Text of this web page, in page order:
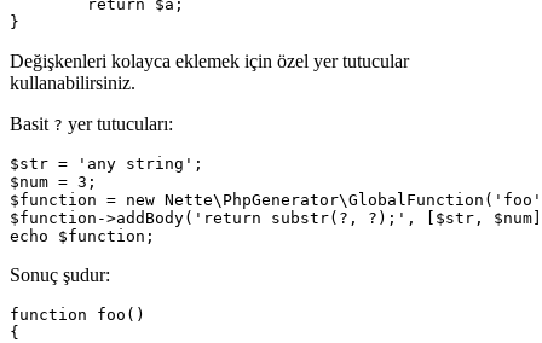
Değişkenleri kolayca eklemek için özel yer tutucular
kullanabilirsiniz.
Basit ? yer tutucuları:
$str = 'any string';
$num = 3;
$function = new
$function->addBody('return substr(?, ?);', [$str,
Sonuç şudur:
function foo()
{